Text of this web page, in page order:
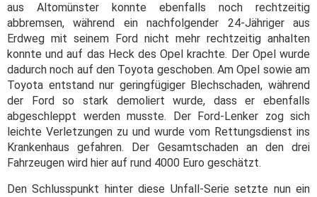
aus Altomünster konnte ebenfalls noch rechtzeitig
abbremsen, während ein nachfolgender 24-Jähriger aus
Erdweg mit seinem Ford nicht mehr rechtzeitig anhalten
konnte und auf das Heck des Opel krachte. Der Opel wurde
dadurch noch auf den Toyota geschoben. Am Opel sowie am
Toyota entstand nur geringfügiger Blechschaden, während
der Ford so stark demoliert wurde, dass er ebenfalls
abgeschleppt werden musste. Der Ford-Lenker zog sich
leichte Verletzungen zu und wurde vom Rettungsdienst ins
Krankenhaus gefahren. Der Gesamtschaden an den drei
Fahrzeugen wird hier auf rund 4000 Euro geschätzt.
Den Schlusspunkt hinter diese Unfall-Serie setzte nun ein